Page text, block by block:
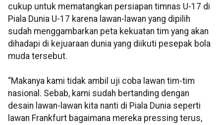
cukup untuk mematangkan persiapan timnas U-17 di
Piala Dunia U-17 karena lawan-lawan yang dipilih
sudah menggambarkan peta kekuatan tim yang akan
dihadapi di kejuaraan dunia yang diikuti pesepak bola
muda tersebut.
“Makanya kami tidak ambil uji coba lawan tim-tim
nasional. Sebab, kami sudah bertanding dengan
desain lawan-lawan kita nanti di Piala Dunia seperti
lawan Frankfurt bagaimana mereka pressing terus,